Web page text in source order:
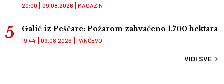
MAGAZIN
20:00 09.08.2026
Galić iz Peščare: Požarom zahvaćeno 1.700 hektara
PANČEVO
19:44 09.08.2026
VIDI SVE